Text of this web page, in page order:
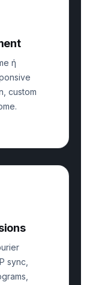
ή
custom
sync,